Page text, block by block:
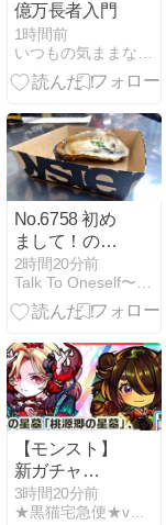
億万長者入門
1時間前
No.6758 初め
まして！の広
島県・・・そ
の
16・・・・・・
社へ！
7・・・「牡
蠣屋」の「牡
蠣グラタン」
を恐る恐る食
べてみ
た！！・・・
2026/8/7
2時間20分前
Talk To Oneself〜マウスのひとりごと〜
【モンスト】
新ガチャ
「彩・獣神
祭」 新限定キ
3時間20分前
★黒猫宅急便★ver.４